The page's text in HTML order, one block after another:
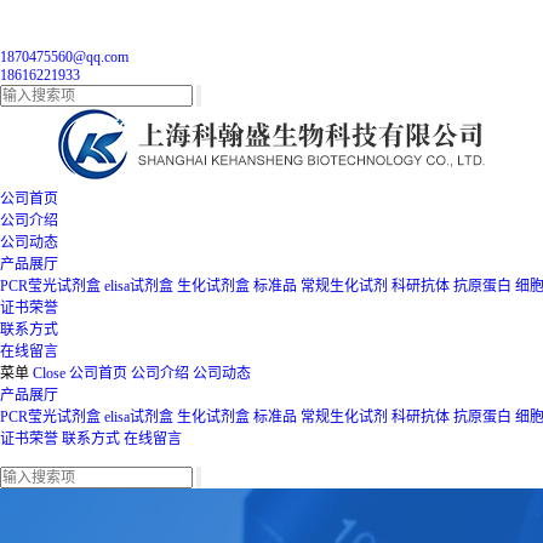
1870475560@qq.com
18616221933
公司首页
公司介绍
公司动态
产品展厅
PCR莹光试剂盒 elisa试剂盒 生化试剂盒 标准品 常规生化试剂 科研抗体 抗原蛋白 细胞
证书荣誉
联系方式
在线留言
菜单 Close 公司首页 公司介绍 公司动态
产品展厅
PCR莹光试剂盒 elisa试剂盒 生化试剂盒 标准品 常规生化试剂 科研抗体 抗原蛋白 细胞
证书荣誉 联系方式 在线留言